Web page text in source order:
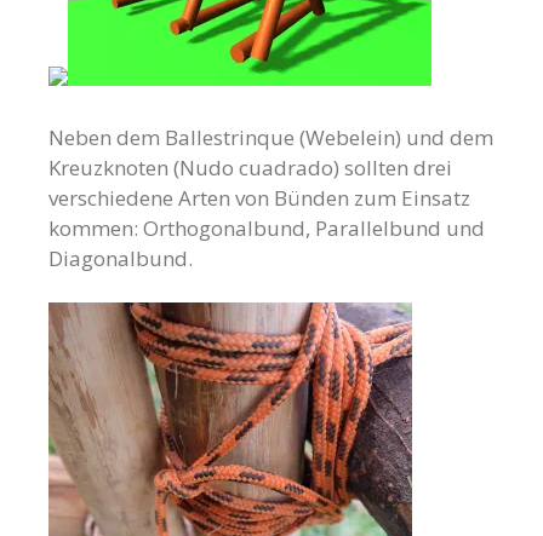
Neben dem Ballestrinque (Webelein) und dem
Kreuzknoten (Nudo cuadrado) sollten drei
verschiedene Arten von Bünden zum Einsatz
kommen: Orthogonalbund, Parallelbund und
Diagonalbund.